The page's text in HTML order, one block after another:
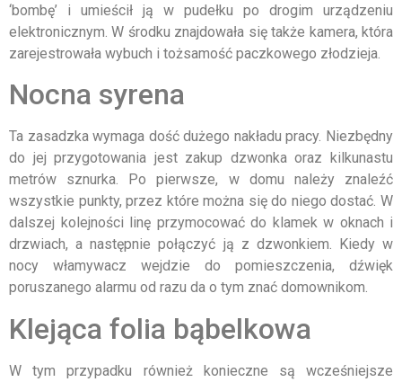
‘bombę’ i umieścił ją w pudełku po drogim urządzeniu
elektronicznym. W środku znajdowała się także kamera, która
zarejestrowała wybuch i tożsamość paczkowego złodzieja.
Nocna syrena
Ta zasadzka wymaga dość dużego nakładu pracy. Niezbędny
do jej przygotowania jest zakup dzwonka oraz kilkunastu
metrów sznurka. Po pierwsze, w domu należy znaleźć
wszystkie punkty, przez które można się do niego dostać. W
dalszej kolejności linę przymocować do klamek w oknach i
drzwiach, a następnie połączyć ją z dzwonkiem. Kiedy w
nocy włamywacz wejdzie do pomieszczenia, dźwięk
poruszanego alarmu od razu da o tym znać domownikom.
Klejąca folia bąbelkowa
W tym przypadku również konieczne są wcześniejsze